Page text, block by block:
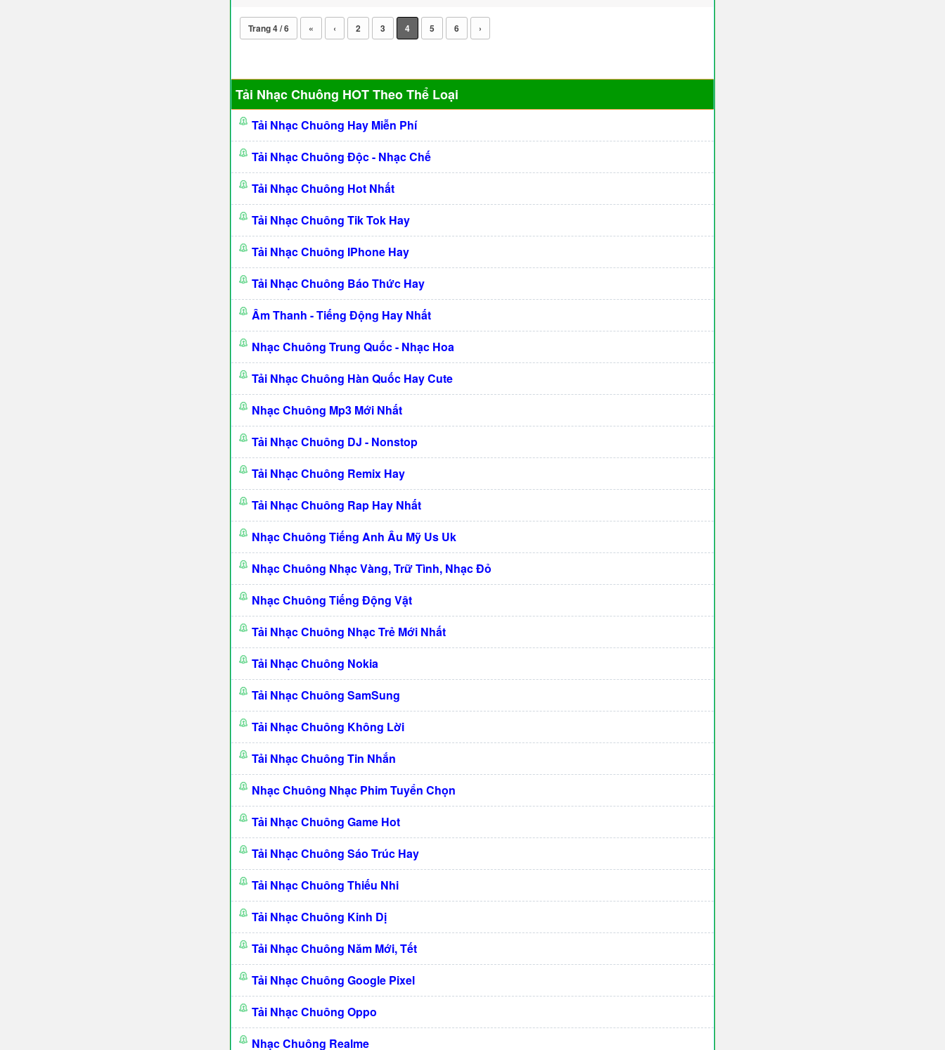
Trang 4 / 6 « ‹ 2 3 4 5 6 ›
Tải Nhạc Chuông HOT Theo Thể Loại
Tải Nhạc Chuông Hay Miễn Phí
Tải Nhạc Chuông Độc - Nhạc Chế
Tải Nhạc Chuông Hot Nhất
Tải Nhạc Chuông Tik Tok Hay
Tải Nhạc Chuông IPhone Hay
Tải Nhạc Chuông Báo Thức Hay
Âm Thanh - Tiếng Động Hay Nhất
Nhạc Chuông Trung Quốc - Nhạc Hoa
Tải Nhạc Chuông Hàn Quốc Hay Cute
Nhạc Chuông Mp3 Mới Nhất
Tải Nhạc Chuông DJ - Nonstop
Tải Nhạc Chuông Remix Hay
Tải Nhạc Chuông Rap Hay Nhất
Nhạc Chuông Tiếng Anh Âu Mỹ Us Uk
Nhạc Chuông Nhạc Vàng, Trữ Tình, Nhạc Đỏ
Nhạc Chuông Tiếng Động Vật
Tải Nhạc Chuông Nhạc Trẻ Mới Nhất
Tải Nhạc Chuông Nokia
Tải Nhạc Chuông SamSung
Tải Nhạc Chuông Không Lời
Tải Nhạc Chuông Tin Nhắn
Nhạc Chuông Nhạc Phim Tuyển Chọn
Tải Nhạc Chuông Game Hot
Tải Nhạc Chuông Sáo Trúc Hay
Tải Nhạc Chuông Thiếu Nhi
Tải Nhạc Chuông Kinh Dị
Tải Nhạc Chuông Năm Mới, Tết
Tải Nhạc Chuông Google Pixel
Tải Nhạc Chuông Oppo
Nhạc Chuông Realme